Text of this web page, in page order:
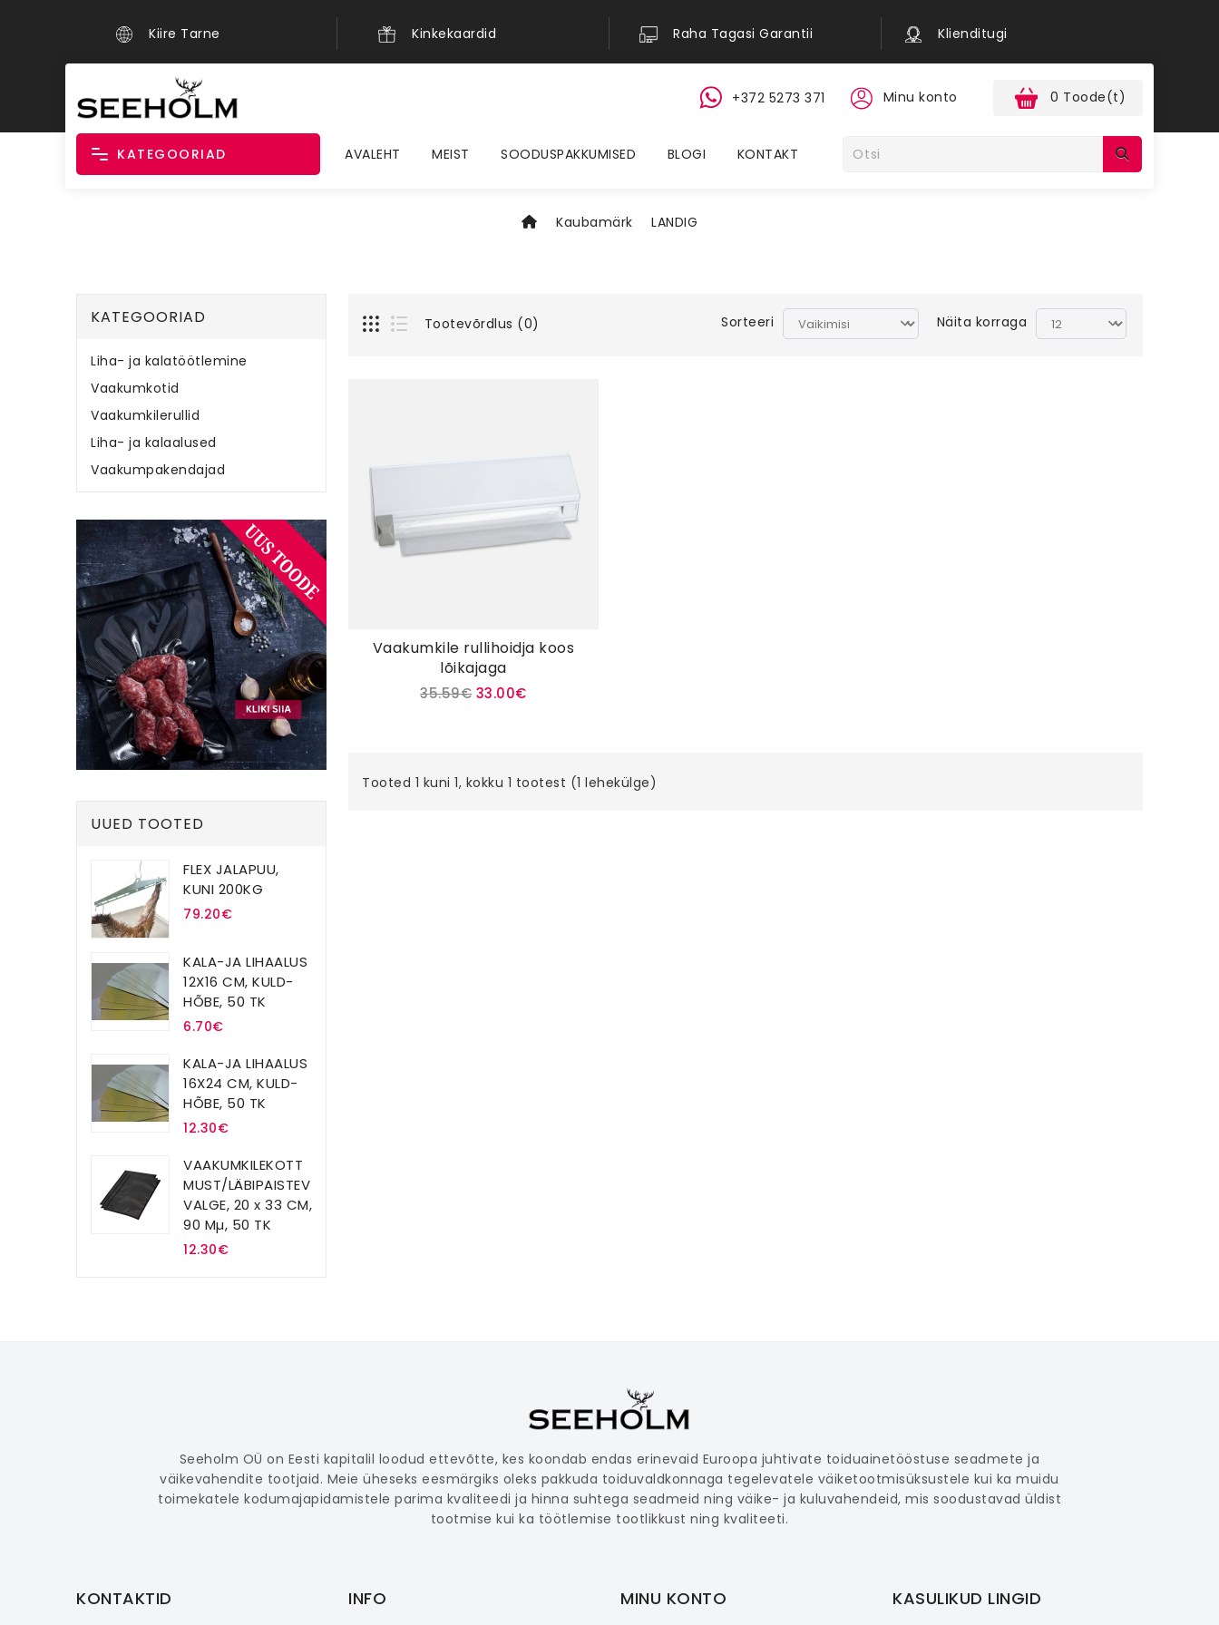
Kiire Tarne Kinkekaardid Raha Tagasi Garantii Klienditugi
+372 5273 371 Minu konto 0 Toode(t)
KATEGOORIAD AVALEHT MEIST SOODUSPAKKUMISED BLOGI KONTAKT
Kaubamärk LANDIG
KATEGOORIAD
Liha- ja kalatöötlemine
Vaakumkotid
Vaakumkilerullid
Liha- ja kalaalused
Vaakumpakendajad
UUED TOOTED
FLEX JALAPUU,
KUNI 200KG
79.20€
KALA-JA LIHAALUS
12X16 CM, KULD-
HÕBE, 50 TK
6.70€
KALA-JA LIHAALUS
16X24 CM, KULD-
HÕBE, 50 TK
12.30€
VAAKUMKILEKOTT
MUST/LÄBIPAISTEV
VALGE, 20 x 33 CM,
90 Mµ, 50 TK
12.30€
Tootevõrdlus (0) Sorteeri Näita korraga
Vaakumkile rullihoidja koos
lõikajaga
35.59€ 33.00€
Tooted 1 kuni 1, kokku 1 tootest (1 lehekülge)
Seeholm OÜ on Eesti kapitalil loodud ettevõtte, kes koondab endas erinevaid Euroopa juhtivate toiduainetööstuse seadmete ja
väikevahendite tootjaid. Meie üheseks eesmärgiks oleks pakkuda toiduvaldkonnaga tegelevatele väiketootmisüksustele kui ka muidu
toimekatele kodumajapidamistele parima kvaliteedi ja hinna suhtega seadmeid ning väike- ja kuluvahendeid, mis soodustavad üldist
tootmise kui ka töötlemise tootlikkust ning kvaliteeti.
KONTAKTID INFO MINU KONTO KASULIKUD LINGID